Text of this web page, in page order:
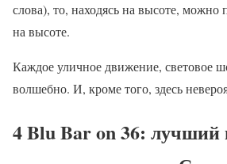
слова), то, находясь на высоте, можно
на высоте.
Каждое уличное движение, световое
волшебно. И, кроме того, здесь
4 Blu Bar on 36: лучший